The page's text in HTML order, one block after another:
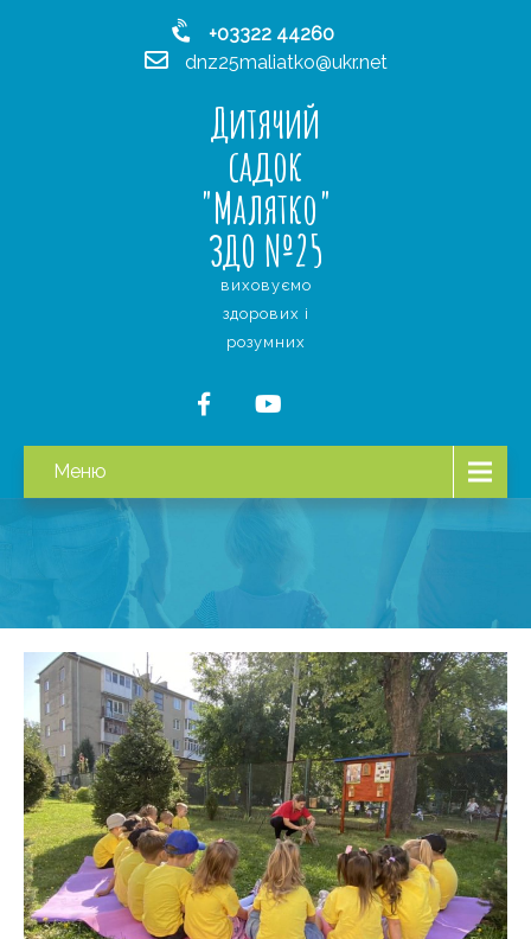
+03322 44260
dnz25maliatko@ukr.net
Дитячий
садок
"Малятко"
ЗДО №25
виховуємо
здорових і
розумних
Меню